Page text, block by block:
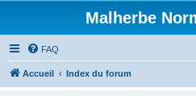
Malherbe
FAQ
Accueil Index du forum